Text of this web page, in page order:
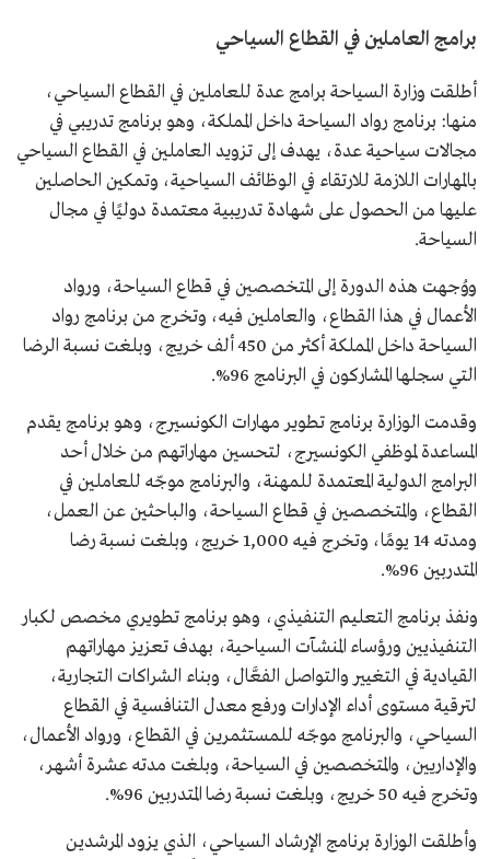
برامج العاملين في القطاع السياحي
أطلقت وزارة السياحة برامج عدة للعاملين في القطاع السياحي،
منها: برنامج رواد السياحة داخل المملكة، وهو برنامج تدريبي في
مجالات سياحية عدة، يهدف إلى تزويد العاملين في القطاع السياحي
بالمهارات اللازمة للارتقاء في الوظائف السياحية، وتمكين الحاصلين
عليها من الحصول على شهادة تدريبية معتمدة دوليًا في مجال
السياحة.
ووُجهت هذه الدورة إلى المتخصصين في قطاع السياحة، ورواد
الأعمال في هذا القطاع، والعاملين فيه، وتخرج من برنامج رواد
السياحة داخل المملكة أكثر من 450 ألف خريج، وبلغت نسبة الرضا
التي سجلها المشاركون في البرنامج 96%.
وقدمت الوزارة برنامج تطوير مهارات الكونسيرج، وهو برنامج يقدم
المساعدة لموظفي الكونسيرج، لتحسين مهاراتهم من خلال أحد
البرامج الدولية المعتمدة للمهنة، والبرنامج موجّه للعاملين في
القطاع، والمتخصصين في قطاع السياحة، والباحثين عن العمل،
ومدته 14 يومًا، وتخرج فيه 1,000 خريج، وبلغت نسبة رضا
المتدربين 96%.
ونفذ برنامج التعليم التنفيذي، وهو برنامج تطويري مخصص لكبار
التنفيذيين ورؤساء المنشآت السياحية، بهدف تعزيز مهاراتهم
القيادية في التغيير والتواصل الفعَّال، وبناء الشراكات التجارية،
لترقية مستوى أداء الإدارات ورفع معدل التنافسية في القطاع
السياحي، والبرنامج موجّه للمستثمرين في القطاع، ورواد الأعمال،
والإداريين، والمتخصصين في السياحة، وبلغت مدته عشرة أشهر،
وتخرج فيه 50 خريج، وبلغت نسبة رضا المتدربين 96%.
وأطلقت الوزارة برنامج الإرشاد السياحي، الذي يزود المرشدين